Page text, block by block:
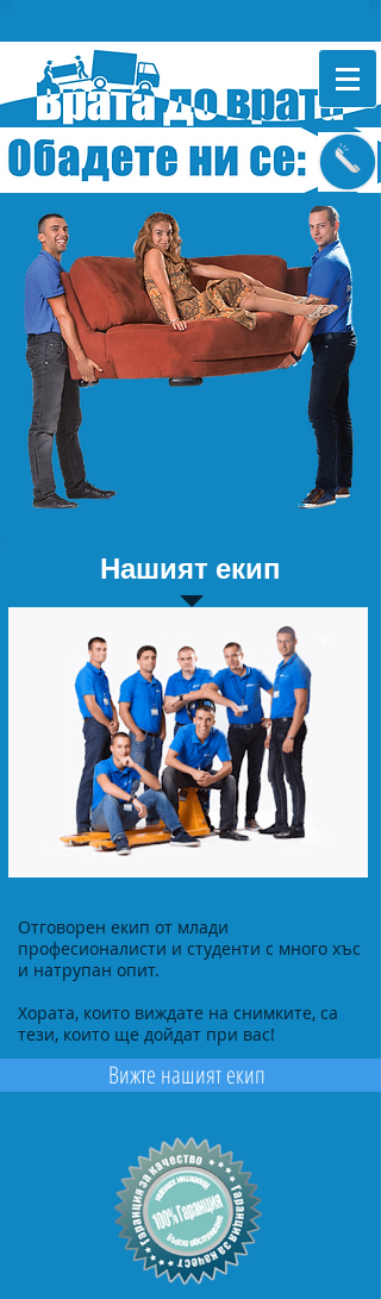
Нашият екип
Вижте нашият екип
Отговорен екип от млади
професионалисти и студенти с много хъс
и натрупан опит.
Хората, които виждате на снимките, са
тези, които ще дойдат при вас!